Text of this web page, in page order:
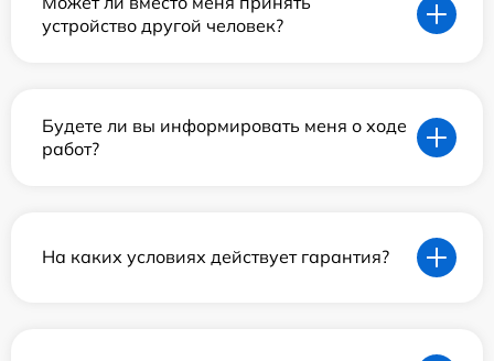
устройство другой человек?
Будете ли вы информировать меня о ходе
работ?
На каких условиях действует гарантия?